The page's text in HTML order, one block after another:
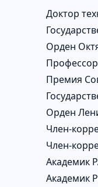
Доктор
Орден
Премия
Орден
Член-
Член-
Академик
Академик